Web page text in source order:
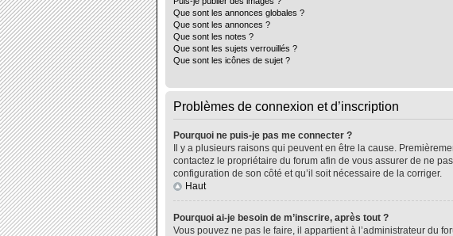
Que sont les annonces globales ?
Que sont les annonces ?
Que sont les notes ?
Que sont les sujets verrouillés ?
Que sont les icônes de sujet ?
Problèmes de connexion et d’inscription
Pourquoi ne puis-je pas me connecter ?
Il y a plusieurs raisons qui peuvent en être la cause.
contactez le propriétaire du forum afin de vous assurer de ne
configuration de son côté et qu’il soit nécessaire de la corriger.
Haut
Pourquoi ai-je besoin de m’inscrire, après tout ?
Vous pouvez ne pas le faire, il appartient à l’administrateur du